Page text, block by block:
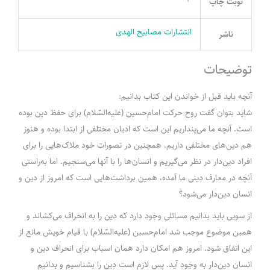
ناشر انتشارات مصابیح الهدی
توضیحات
آنچه باید قبل از خواندن این کتاب بدانیم:
شاید بتوان گفت روح حرکت امام‌حسین (علیه‌السّلام) برای حفظ دین بوده
است. آنچه ما می‌پنداریم این است که ادیان مختلفی از ابتدا بوده و هنوز
هم دین‌های مختلفی داریم. همچنین در تصورات خود ملاک‌هایی را برای
افراد دین‌دار در نظر می‌گیریم و انسان‌ها را با آنها می‌سنجیم. اما به‌راستی
آنچه در معارف دینی ما آمده، همین برداشت‌هایی است که امروز از دین و
انسان دین‌دار می‌شود؟
از سویی باید بدانیم مسائلی وجود دارد که دین را به انحراف می‌کشاند و
همین موضوع موجب شد امام‌حسین (علیه‌السّلام) با قیام خویش مانع از
این اتفاق شود. امروز هم امکان دارد همان اسباب برای انحراف دین و
انسان دین‌دار به وجود آید. پس لازم است دین را بشناسیم و بدانیم